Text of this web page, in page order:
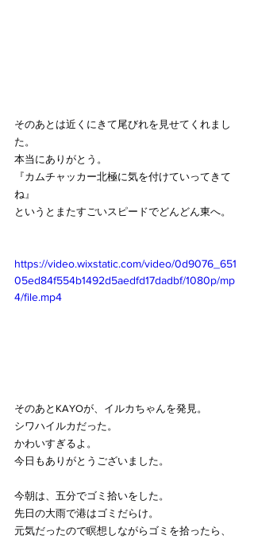
そのあとは近くにきて尾びれを見せてくれまし
た。
本当にありがとう。
『カムチャッカー北極に気を付けていってきて
ね』
というとまたすごいスピードでどんどん東へ。
https://video.wixstatic.com/video/0d9076_651
05ed84f554b1492d5aedfd17dadbf/1080p/mp
4/file.mp4
そのあとKAYOが、イルカちゃんを発見。
シワハイルカだった。
かわいすぎるよ。
今日もありがとうございました。
今朝は、五分でゴミ拾いをした。
先日の大雨で港はゴミだらけ。
元気だったので瞑想しながらゴミを拾ったら、